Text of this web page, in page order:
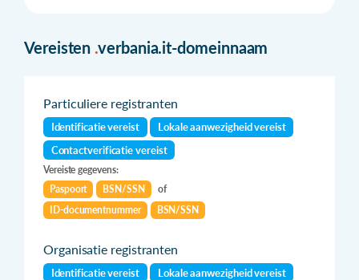
Vereisten .verbania.it-domeinnaam
Particuliere registranten
Identificatie vereist
Lokale aanwezigheid vereist
Contactverificatie vereist
Vereiste gegevens:
Paspoort
BSN/SSN
of
ID-documentnummer
BSN/SSN
Organisatie registranten
Identificatie vereist
Lokale aanwezigheid vereist